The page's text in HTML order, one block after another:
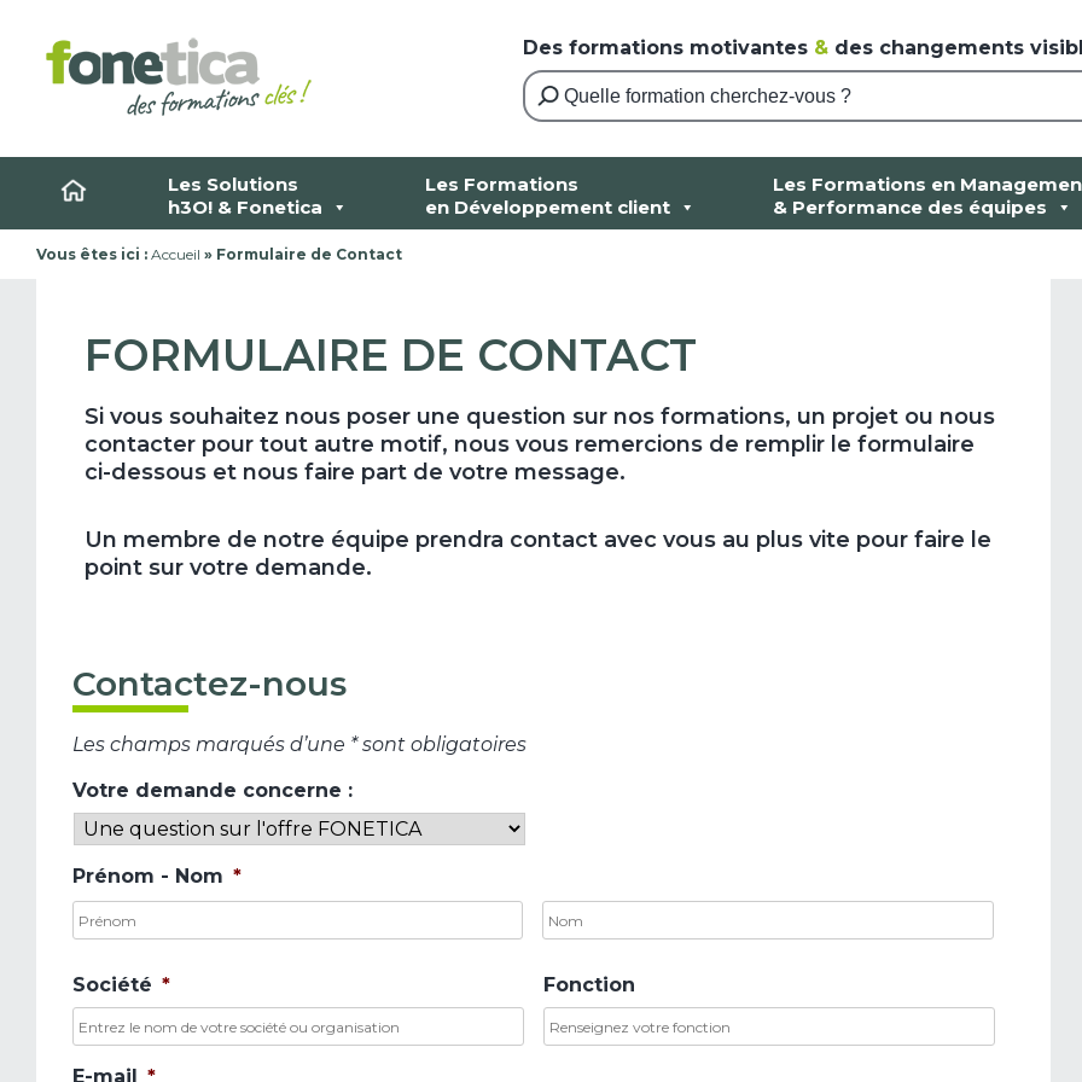
content
Des formations motivantes & des changements
Les Solutions
h3O! & Fonetica
Les Formations
en Développement client
Les Formations en
& Performance des équipes
Vous êtes ici : Accueil » Formulaire de Contact
FORMULAIRE DE CONTACT
Si vous souhaitez nous poser une question sur nos formations, un projet ou nous
contacter pour tout autre motif, nous vous remercions de remplir le formulaire
ci-dessous et nous faire part de votre message.
Un membre de notre équipe prendra contact avec vous au plus vite pour faire le
point sur votre demande.
Contactez-nous
Les champs marqués d’une * sont obligatoires
Votre demande concerne :
Prénom - Nom *
Prénom
Nom
Société * Fonction
E-mail *